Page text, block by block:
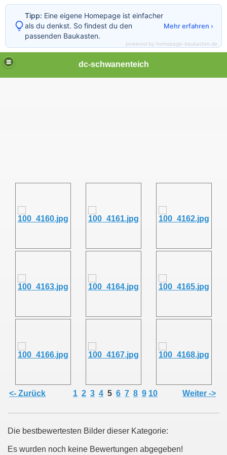
dc-schwanenteich
<- Zurück 1 2 3 4 5 6 7 8 9 10 Weiter ->
Die bestbewertesten Bilder dieser Kategorie:
Es wurden noch keine Bewertungen abgegeben!
Tipp: Eine eigene Homepage ist einfacher
als du denkst. So findest du den
passenden Baukasten.
Mehr erfahren ›
powered by homepage-baukasten.de